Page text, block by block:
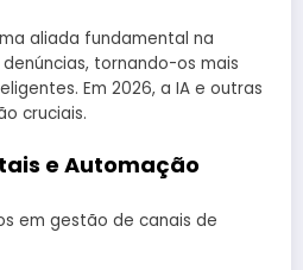
aliada fundamental na
tornando-os mais
Em 2026, a IA e outras
cruciais.
e Automação
em gestão de canais de